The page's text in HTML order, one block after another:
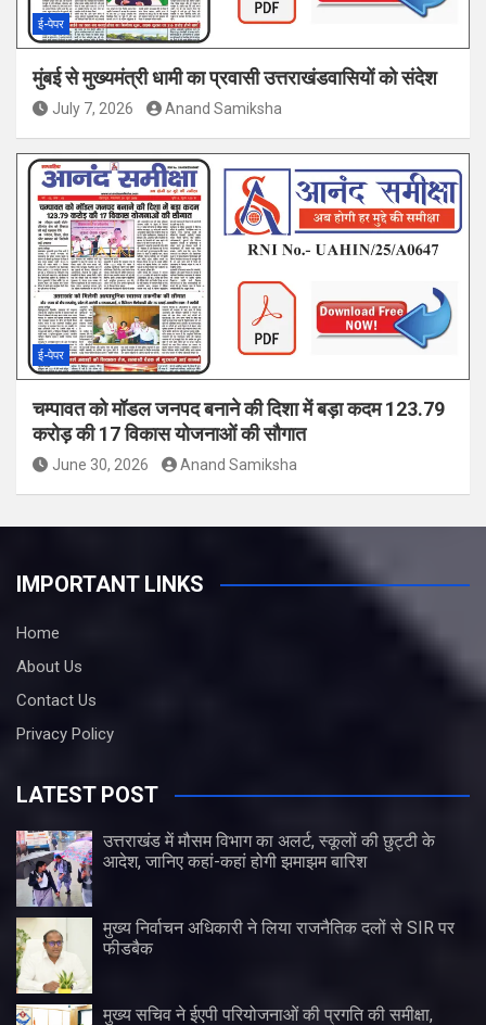
ई-पेपर
मुंबई से मुख्यमंत्री धामी का प्रवासी उत्तराखंडवासियों को संदेश
July 7, 2026 Anand Samiksha
ई-पेपर
चम्पावत को मॉडल जनपद बनाने की दिशा में बड़ा कदम 123.79
करोड़ की 17 विकास योजनाओं की सौगात
June 30, 2026 Anand Samiksha
IMPORTANT LINKS
Home
About Us
Contact Us
Privacy Policy
LATEST POST
उत्तराखंड में मौसम विभाग का अलर्ट, स्कूलों की छुट्टी के
आदेश, जानिए कहां-कहां होगी झमाझम बारिश
मुख्य निर्वाचन अधिकारी ने लिया राजनैतिक दलों से SIR पर
फीडबैक
मुख्य सचिव ने ईएपी परियोजनाओं की प्रगति की समीक्षा,